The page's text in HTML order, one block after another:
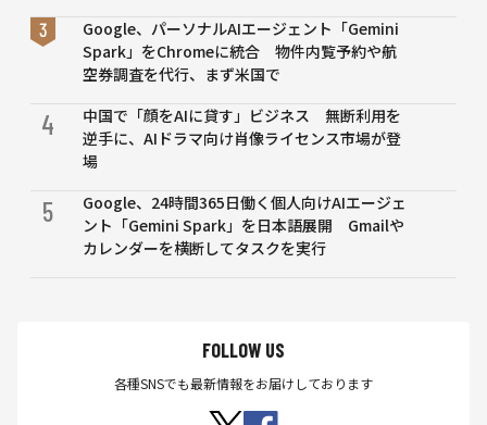
Google、パーソナルAIエージェント「Gemini
Spark」をChromeに統合 物件内覧予約や航
空券調査を代行、まず米国で
4
中国で「顔をAIに貸す」ビジネス 無断利用を
逆手に、AIドラマ向け肖像ライセンス市場が登
場
5
Google、24時間365日働く個人向けAIエージェ
ント「Gemini Spark」を日本語展開 Gmailや
カレンダーを横断してタスクを実行
FOLLOW US
各種SNSでも最新情報をお届けしております